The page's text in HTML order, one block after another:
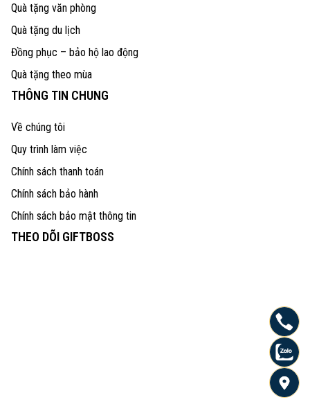
Quà tặng văn phòng
Quà tặng du lịch
Đồng phục – bảo hộ lao động
Quà tặng theo mùa
THÔNG TIN CHUNG
Về chúng tôi
Quy trình làm việc
Chính sách thanh toán
Chính sách bảo hành
Chính sách bảo mật thông tin
THEO DÕI GIFTBOSS